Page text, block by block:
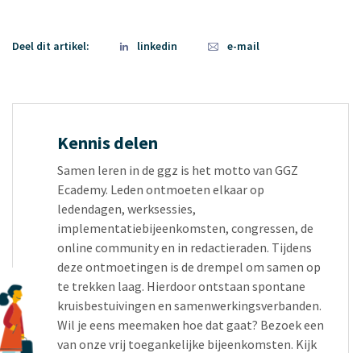
Deel dit artikel: linkedin e-mail
Kennis delen
Samen leren in de ggz is het motto van GGZ
Ecademy. Leden ontmoeten elkaar op
ledendagen, werksessies,
implementatiebijeenkomsten, congressen, de
online community en in redactieraden. Tijdens
deze ontmoetingen is de drempel om samen op
te trekken laag. Hierdoor ontstaan spontane
kruisbestuivingen en samenwerkingsverbanden.
Wil je eens meemaken hoe dat gaat? Bezoek een
van onze vrij toegankelijke bijeenkomsten. Kijk